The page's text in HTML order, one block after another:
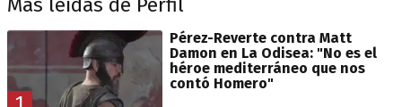
Más leídas de Perfil
Pérez-Reverte contra Matt
Damon en La Odisea: "No es el
héroe mediterráneo que nos
contó Homero"